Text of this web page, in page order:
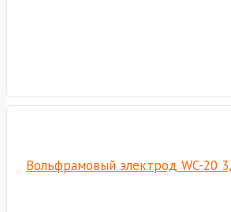
Вольфрамовый электрод WC-20